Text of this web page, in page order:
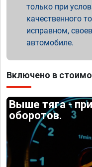
только при
качественного
исправном,
автомобиле.
Включено в
Выше тяга -
оборотов.